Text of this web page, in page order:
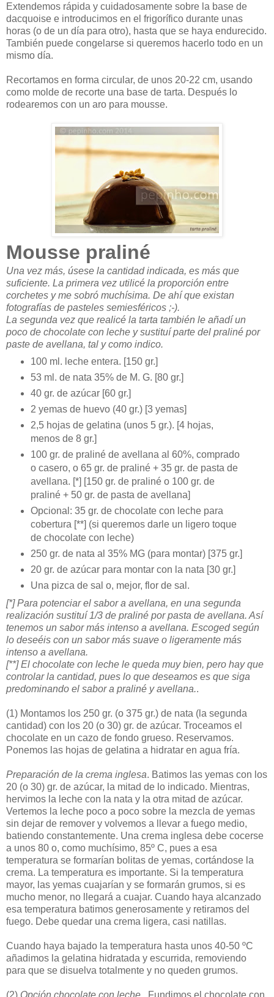
Extendemos rápida y cuidadosamente sobre la base de
dacquoise e introducimos en el frigorífico durante unas
horas (o de un día para otro), hasta que se haya endurecido.
También puede congelarse si queremos hacerlo todo en un
mismo día.
Recortamos en forma circular, de unos 20-22 cm, usando
como molde de recorte una base de tarta. Después lo
rodearemos con un aro para mousse.
Mousse praliné
Una vez más, úsese la cantidad indicada, es más que
suficiente. La primera vez utilicé la proporción entre
corchetes y me sobró muchísima. De ahí que existan
fotografías de pasteles semiesféricos ;-).
La segunda vez que realicé la tarta también le añadí un
poco de chocolate con leche y sustituí parte del praliné por
paste de avellana, tal y como indico.
100 ml. leche entera. [150 gr.]
53 ml. de nata 35% de M. G. [80 gr.]
40 gr. de azúcar [60 gr.]
2 yemas de huevo (40 gr.) [3 yemas]
2,5 hojas de gelatina (unos 5 gr.). [4 hojas,
menos de 8 gr.]
100 gr. de praliné de avellana al 60%, comprado
o casero, o 65 gr. de praliné + 35 gr. de pasta de
avellana. [*] [150 gr. de praliné o 100 gr. de
praliné + 50 gr. de pasta de avellana]
Opcional: 35 gr. de chocolate con leche para
cobertura [**] (si queremos darle un ligero toque
de chocolate con leche)
250 gr. de nata al 35% MG (para montar) [375 gr.]
20 gr. de azúcar para montar con la nata [30 gr.]
Una pizca de sal o, mejor, flor de sal.
[*] Para potenciar el sabor a avellana, en una segunda
realización sustituí 1/3 de praliné por pasta de avellana. Así
tenemos un sabor más intenso a avellana. Escoged según
lo deseéis con un sabor más suave o ligeramente más
intenso a avellana.
[**] El chocolate con leche le queda muy bien, pero hay que
controlar la cantidad, pues lo que deseamos es que siga
predominando el sabor a praliné y avellana..
(1) Montamos los 250 gr. (o 375 gr.) de nata (la segunda
cantidad) con los 20 (o 30) gr. de azúcar. Troceamos el
chocolate en un cazo de fondo grueso. Reservamos.
Ponemos las hojas de gelatina a hidratar en agua fría.
Preparación de la crema inglesa. Batimos las yemas con los
20 (o 30) gr. de azúcar, la mitad de lo indicado. Mientras,
hervimos la leche con la nata y la otra mitad de azúcar.
Vertemos la leche poco a poco sobre la mezcla de yemas
sin dejar de remover y volvemos a llevar a fuego medio,
batiendo constantemente. Una crema inglesa debe cocerse
a unos 80 o, como muchísimo, 85º C, pues a esa
temperatura se formarían bolitas de yemas, cortándose la
crema. La temperatura es importante. Si la temperatura
mayor, las yemas cuajarían y se formarán grumos, si es
mucho menor, no llegará a cuajar. Cuando haya alcanzado
esa temperatura batimos generosamente y retiramos del
fuego. Debe quedar una crema ligera, casi natillas.
Cuando haya bajado la temperatura hasta unos 40-50 ºC
añadimos la gelatina hidratada y escurrida, removiendo
para que se disuelva totalmente y no queden grumos.
(2) Opción chocolate con leche. . Fundimos el chocolate con